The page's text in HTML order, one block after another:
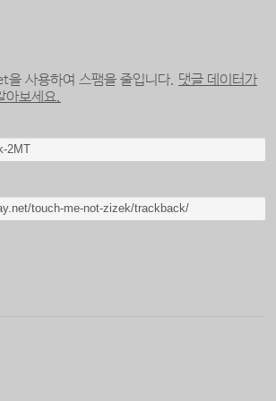
사용하여 스팸을 줄입니다. 댓글 데이터가
아보세요.